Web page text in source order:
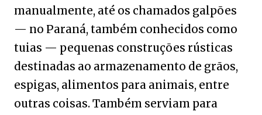
manualmente, até os chamados galpões
— no Paraná, também conhecidos como
tuias — pequenas construções rústicas
destinadas ao armazenamento de grãos,
espigas, alimentos para animais, entre
outras coisas. Também serviam para